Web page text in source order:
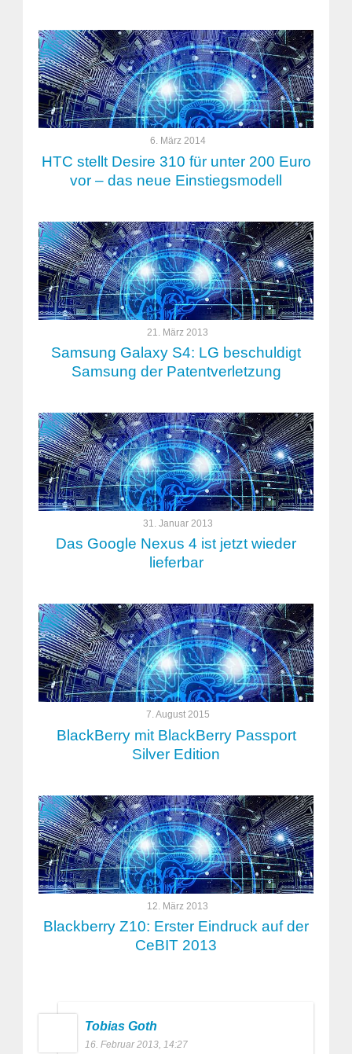
6. März 2014
HTC stellt Desire 310 für unter 200 Euro
vor – das neue Einstiegsmodell
21. März 2013
Samsung Galaxy S4: LG beschuldigt
Samsung der Patentverletzung
31. Januar 2013
Das Google Nexus 4 ist jetzt wieder
lieferbar
7. August 2015
BlackBerry mit BlackBerry Passport
Silver Edition
12. März 2013
Blackberry Z10: Erster Eindruck auf der
CeBIT 2013
Tobias Goth
16. Februar 2013, 14:27